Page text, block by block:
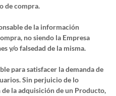
de compra.
de la información
no siendo la Empresa
y/o falsedad de la misma.
para satisfacer la demanda de
Sin perjuicio de lo
la adquisición de un Producto,